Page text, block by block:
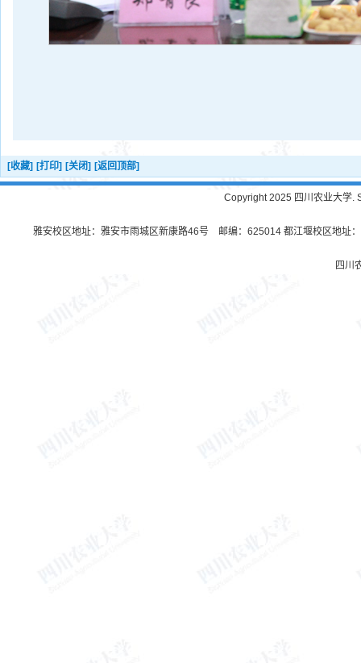
[收藏] [打印] [关闭] [返回顶部]
Copyright 2025 四川农业大学.
雅安校区地址：雅安市雨城区新康路46号 邮编：625014 都江堰校区地址
四川